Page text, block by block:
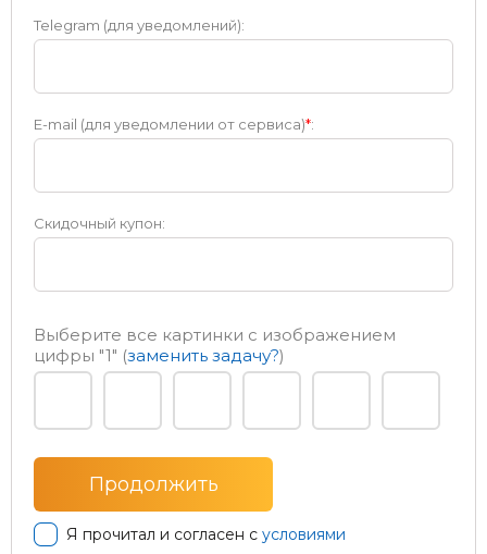
Telegram (для уведомлений):
E-mail (для уведомлении от сервиса)*:
Скидочный купон:
Выберите все картинки с изображением
цифры "1" (заменить задачу?)
Я прочитал и согласен с условиями